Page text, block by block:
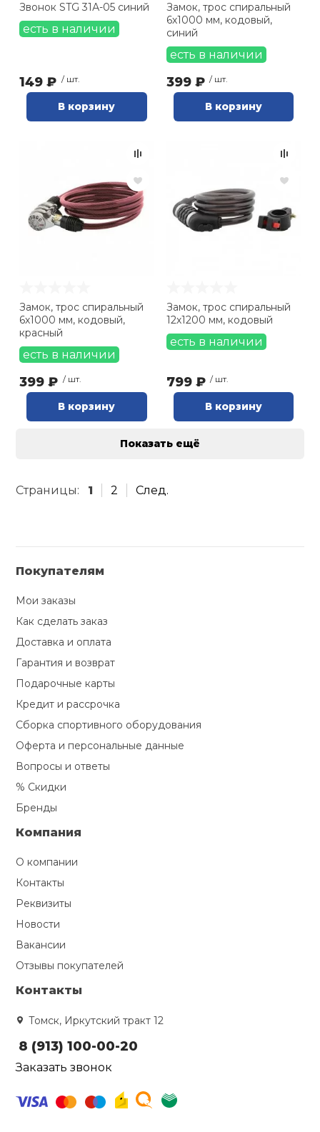
Звонок STG 31А-05 синий
есть в наличии
149 ₽ / шт.
В корзину
Замок, трос спиральный
6х1000 мм, кодовый,
синий
есть в наличии
399 ₽ / шт.
В корзину
Замок, трос спиральный
6х1000 мм, кодовый,
красный
есть в наличии
399 ₽ / шт.
В корзину
Замок, трос спиральный
12х1200 мм, кодовый
есть в наличии
799 ₽ / шт.
В корзину
Показать ещё
Страницы: 1 2 След.
Покупателям
Мои заказы
Как сделать заказ
Доставка и оплата
Гарантия и возврат
Подарочные карты
Кредит и рассрочка
Сборка спортивного оборудования
Оферта и персональные данные
Вопросы и ответы
% Скидки
Бренды
Компания
О компании
Контакты
Реквизиты
Новости
Вакансии
Отзывы покупателей
Контакты
Томск, Иркутский тракт 12
8 (913) 100-00-20
Заказать звонок